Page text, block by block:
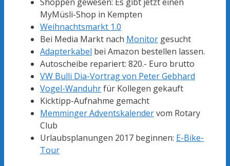
MyMüsli-Shop in Kempten
Weihnachtsmarkt 1.0
Bei Media Markt nach Monitor gesucht
Adapterkabel bei Amazon bestellen lassen.
Autoscheibe repariert: 820.- Euro brutto
VW Bulli Dia-Vortrag von Peter Gebhard
Vogel-Wanduhrfür Kollegen gekauft
Kicktipp-Aufnahme gemacht
Memminger Adventskalendervom Rotary
Club
Urlaubsplanungen 2017 beginnen: E-Bike-
Tour